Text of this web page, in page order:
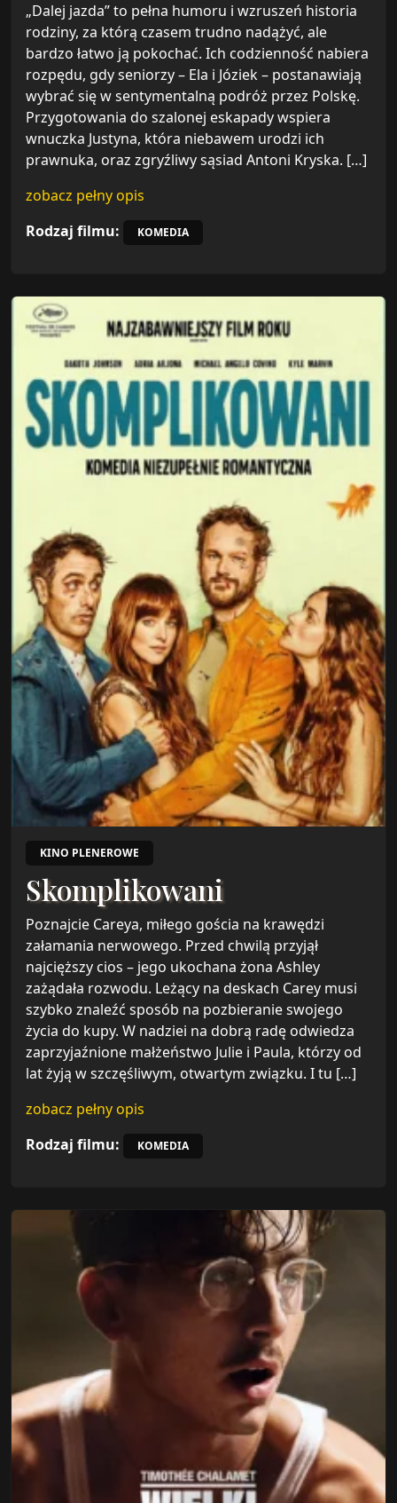
„Dalej jazda” to pełna humoru i wzruszeń historia
rodziny, za którą czasem trudno nadążyć, ale
bardzo łatwo ją pokochać. Ich codzienność nabiera
rozpędu, gdy seniorzy – Ela i Józiek – postanawiają
wybrać się w sentymentalną podróż przez Polskę.
Przygotowania do szalonej eskapady wspiera
wnuczka Justyna, która niebawem urodzi ich
prawnuka, oraz zgryźliwy sąsiad Antoni Kryska. […]
zobacz pełny opis
Rodzaj filmu:
KOMEDIA
KINO PLENEROWE
Skomplikowani
Poznajcie Careya, miłego gościa na krawędzi
załamania nerwowego. Przed chwilą przyjął
najcięższy cios – jego ukochana żona Ashley
zażądała rozwodu. Leżący na deskach Carey musi
szybko znaleźć sposób na pozbieranie swojego
życia do kupy. W nadziei na dobrą radę odwiedza
zaprzyjaźnione małżeństwo Julie i Paula, którzy od
lat żyją w szczęśliwym, otwartym związku. I tu […]
zobacz pełny opis
Rodzaj filmu:
KOMEDIA